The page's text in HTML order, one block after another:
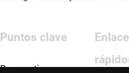
Puntos clave
Perspectivas